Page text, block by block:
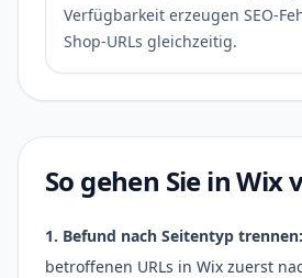
Verfügbarkeit erzeugen SEO-
Shop-URLs gleichzeitig.
So gehen Sie in Wix
1. Befund nach Seitentyp trennen:
betroffenen URLs in Wix zuerst